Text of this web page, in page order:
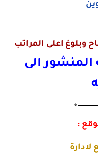
وبلوغ اعلى المراتب
المنشور الى
:
لادارة